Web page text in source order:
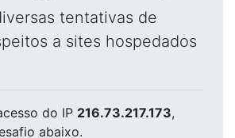
tentativas de
a sites hospedados
do IP 216.73.217.173,
abaixo.